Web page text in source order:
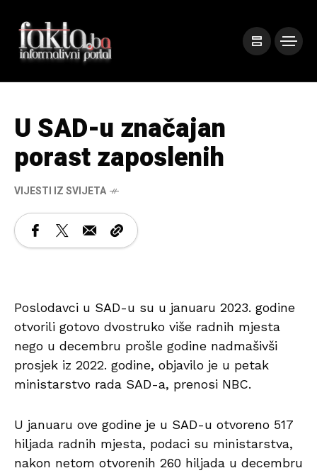
U SAD-u značajan
porast zaposlenih
VIJESTI IZ SVIJETA
Poslodavci u SAD-u su u januaru 2023. godine
otvorili gotovo dvostruko više radnih mjesta
nego u decembru prošle godine nadmašivši
prosjek iz 2022. godine, objavilo je u petak
ministarstvo rada SAD-a, prenosi NBC.
U januaru ove godine je u SAD-u otvoreno 517
hiljada radnih mjesta, podaci su ministarstva,
nakon netom otvorenih 260 hiljada u decembru